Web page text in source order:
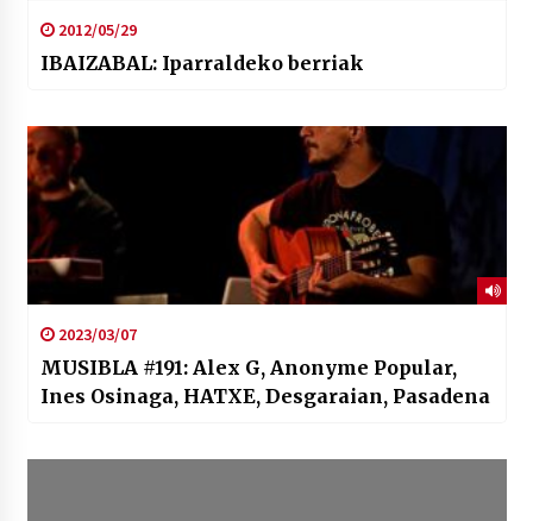
2012/05/29
IBAIZABAL: Iparraldeko berriak
2023/03/07
MUSIBLA #191: Alex G, Anonyme Popular,
Ines Osinaga, HATXE, Desgaraian, Pasadena